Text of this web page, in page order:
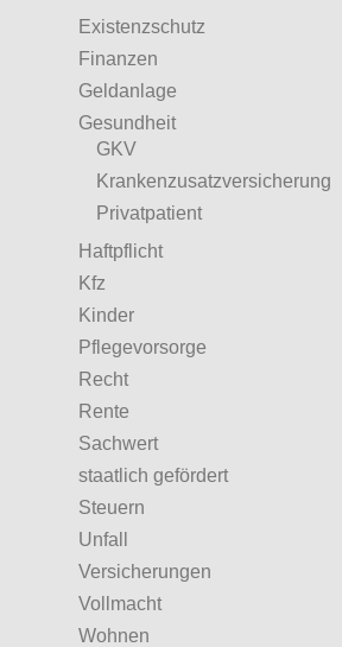
Existenzschutz
Finanzen
Geldanlage
Gesundheit
GKV
Krankenzusatzversicherung
Privatpatient
Haftpflicht
Kfz
Kinder
Pflegevorsorge
Recht
Rente
Sachwert
staatlich gefördert
Steuern
Unfall
Versicherungen
Vollmacht
Wohnen